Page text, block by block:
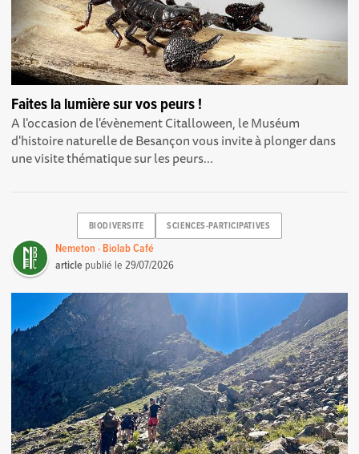
Faites la lumière sur vos peurs !
A l'occasion de l'évènement Citalloween, le Muséum
d'histoire naturelle de Besançon vous invite à plonger dans
une visite thématique sur les peurs...
BIODIVERSITE SCIENCES-PARTICIPATIVES
Nemeton · Biolab Café
article publié le29/07/2026